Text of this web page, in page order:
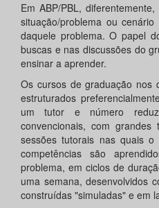
Em ABP/PBL,
situação/problema ou
daquele problema. O papel
buscas e nas discussões do
ensinar a aprender.
Os cursos de graduação nos
estruturados
um tutor e número
convencionais, com
sessões tutorais nas quais o
competências são
problema, em ciclos de
uma semana, desenvolvidos
construídas "simuladas" e em